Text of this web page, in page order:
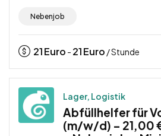
Nebenjob
21Euro - 21Euro / Stunde
Lager, Logistik
Abfüllhelfer für
(m/w/d) – 21,00